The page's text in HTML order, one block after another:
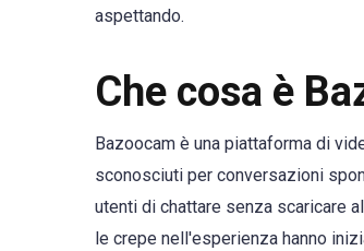
aspettando.
Che cosa è
Bazoocam è una piattaforma di
sconosciuti per conversazioni
utenti di chattare senza scaricare
le crepe nell'esperienza hanno